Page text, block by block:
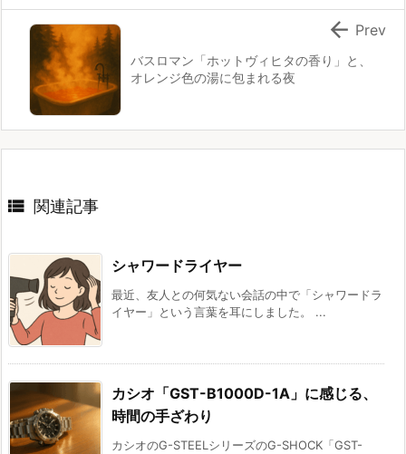
バスロマン「ホットヴィヒタの香り」と、
オレンジ色の湯に包まれる夜
 Prev
 関連記事
シャワードライヤー
最近、友人との何気ない会話の中で「シャワードラ
イヤー」という言葉を耳にしました。 ...
カシオ「GST-B1000D-1A」に感じる、
時間の手ざわり
カシオのG-STEELシリーズのG-SHOCK「GST-